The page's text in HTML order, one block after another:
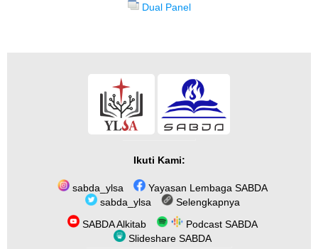
Dual Panel
Ikuti Kami:
sabda_ylsa
Yayasan Lembaga SABDA
sabda_ylsa
Selengkapnya
SABDA Alkitab
Podcast SABDA
Slideshare SABDA